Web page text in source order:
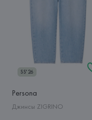
SS'26
Persona
Джинсы ZIGRINO